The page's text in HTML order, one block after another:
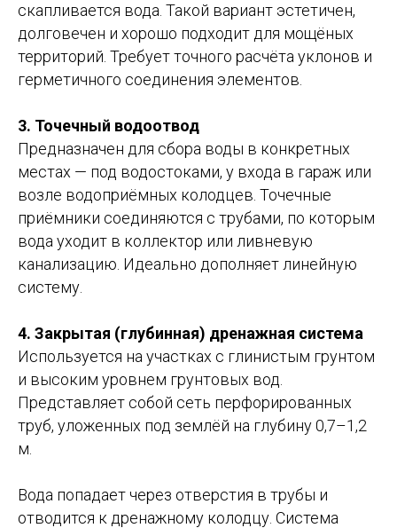
скапливается вода. Такой вариант эстетичен,
долговечен и хорошо подходит для мощёных
территорий. Требует точного расчёта уклонов и
герметичного соединения элементов.
3. Точечный водоотвод
Предназначен для сбора воды в конкретных
местах — под водостоками, у входа в гараж или
возле водоприёмных колодцев. Точечные
приёмники соединяются с трубами, по которым
вода уходит в коллектор или ливневую
канализацию. Идеально дополняет линейную
систему.
4. Закрытая (глубинная) дренажная система
Используется на участках с глинистым грунтом
и высоким уровнем грунтовых вод.
Представляет собой сеть перфорированных
труб, уложенных под землёй на глубину 0,7–1,2
м.
Вода попадает через отверстия в трубы и
отводится к дренажному колодцу. Система